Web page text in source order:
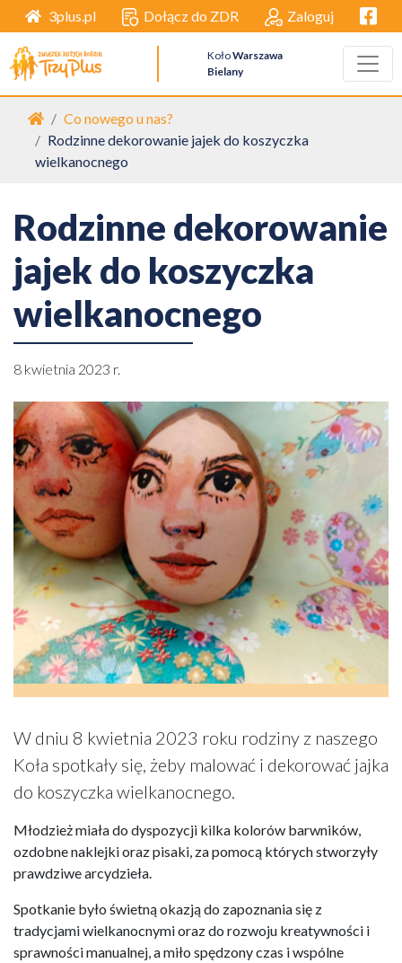
3plus.pl Dołącz do ZDR Zaloguj
KołoWarszawa
Bielany
Strona główna
Co nowego u nas?
Rodzinne dekorowanie jajek do koszyczka
wielkanocnego
Rodzinne dekorowanie
jajek do koszyczka
wielkanocnego
8 kwietnia 2023 r.
W dniu 8 kwietnia 2023 roku rodziny z naszego
Koła spotkały się, żeby malować i dekorować jajka
do koszyczka wielkanocnego.
Młodzież miała do dyspozycji kilka kolorów barwników,
ozdobne naklejki oraz pisaki, za pomocą których stworzyły
prawdziwe arcydzieła.
Spotkanie było świetną okazją do zapoznania się z
tradycjami wielkanocnymi oraz do rozwoju kreatywności i
sprawności manualnej, a miło spędzony czas i wspólne